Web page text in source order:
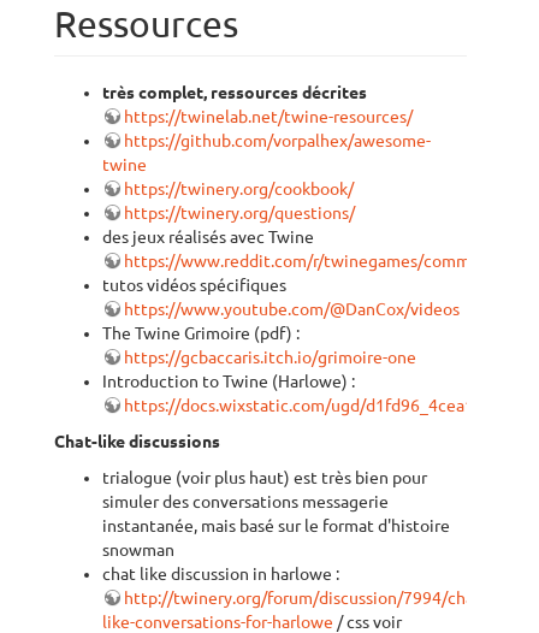
Ressources
très complet, ressources décrites
https://twinelab.net/twine-resources/
https://github.com/vorpalhex/awesome-
twine
https://twinery.org/cookbook/
https://twinery.org/questions/
des jeux réalisés avec Twine
https://www.reddit.com/r/twinegames/comments/
tutos vidéos spécifiques
https://www.youtube.com/@DanCox/videos
The Twine Grimoire (pdf) :
https://gcbaccaris.itch.io/grimoire-one
Introduction to Twine (Harlowe) :
https://docs.wixstatic.com/ugd/
Chat-like discussions
trialogue (voir plus haut) est très bien pour
simuler des conversations messagerie
instantanée, mais basé sur le format d'histoire
snowman
chat like discussion in harlowe :
http://twinery.org/forum/discussion/7994/chat-
like-conversations-for-harlowe / css voir